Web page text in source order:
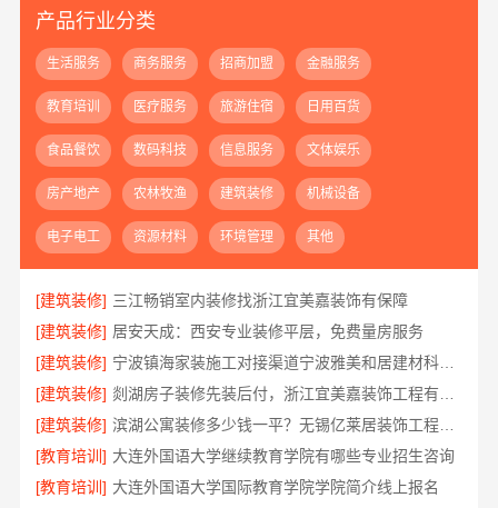
产品行业分类
生活服务 商务服务 招商加盟 金融服务
教育培训 医疗服务 旅游住宿 日用百货
食品餐饮 数码科技 信息服务 文体娱乐
房产地产 农林牧渔 建筑装修 机械设备
电子电工 资源材料 环境管理 其他
[建筑装修] 三江畅销室内装修找浙江宜美嘉装饰有保障
[建筑装修] 居安天成：西安专业装修平层，免费量房服务
[建筑装修]
宁波镇海家装施工对接渠道宁波雅美和居建材科技有限公司
[建筑装修]
[建筑装修]
滨湖公寓装修多少钱一平？无锡亿莱居装饰工程材料有限公司透明报价
[教育培训] 大连外国语大学继续教育学院有哪些专业招生咨询
[教育培训] 大连外国语大学国际教育学院学院简介线上报名